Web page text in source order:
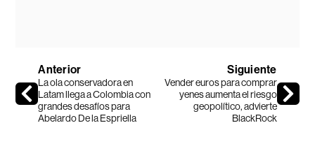
Anterior
La ola conservadora en
Latam llega a Colombia con
grandes desafíos para
Abelardo De la Espriella
Siguiente
Vender euros para comprar
yenes aumenta el riesgo
geopolítico, advierte
BlackRock